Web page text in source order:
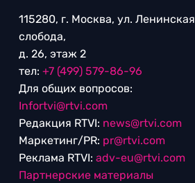
115280, г. Москва, ул. Ленинская
слобода,
д. 26, этаж 2
тел: +7 (499) 579-86-96
Для общих вопросов:
Infortvi@rtvi.com
Редакция RTVI: news@rtvi.com
Маркетинг/PR: pr@rtvi.com
Реклама RTVI: adv-eu@rtvi.com
Партнерские материалы